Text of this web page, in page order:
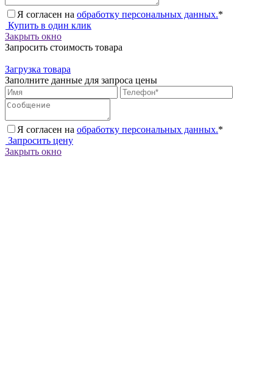
Я согласен на обработку персональных данных.*
Купить в один клик
Закрыть окно
Запросить стоимость товара
Загрузка товара
Заполните данные для запроса цены
Я согласен на обработку персональных данных.*
Запросить цену
Закрыть окно